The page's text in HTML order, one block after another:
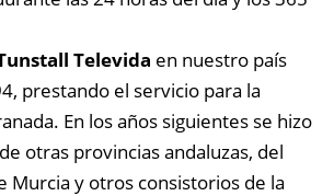
Televida en nuestro país
prestando el servicio para la
En los años siguientes se hizo
otras provincias andaluzas, del
Murcia y otros consistorios de la